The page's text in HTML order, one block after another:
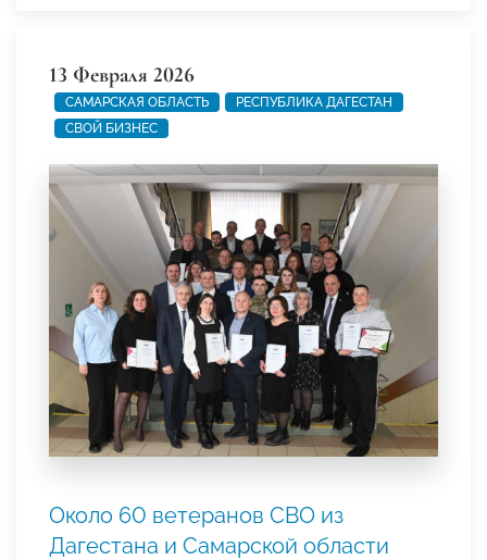
13 Февраля 2026
САМАРСКАЯ ОБЛАСТЬ
РЕСПУБЛИКА ДАГЕСТАН
СВОЙ БИЗНЕС
Около 60 ветеранов СВО из
Дагестана и Самарской области